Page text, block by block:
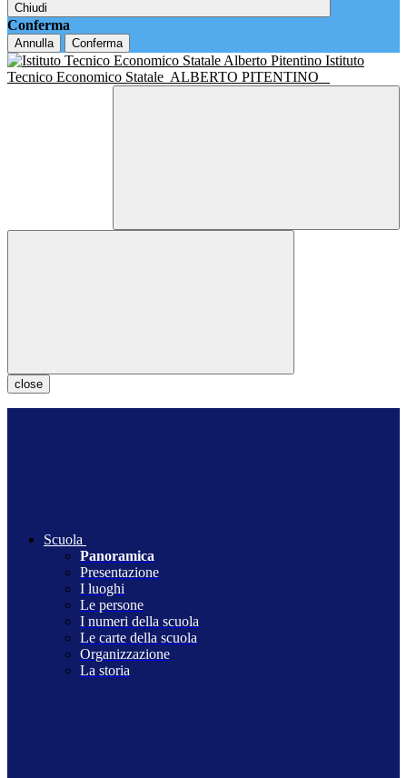
Chiudi
Conferma
Annulla Conferma
Istituto
Tecnico Economico Statale ALBERTO PITENTINO
close
Scuola
Panoramica
Presentazione
I luoghi
Le persone
I numeri della scuola
Le carte della scuola
Organizzazione
La storia